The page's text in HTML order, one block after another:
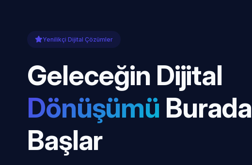
Yenilikçi Dijital Çözümler
Geleceğin Dijital
Dönüşümü Burada
Başlar